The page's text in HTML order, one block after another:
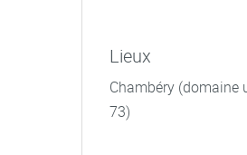
Lieux
Chambéry (domaine
73)